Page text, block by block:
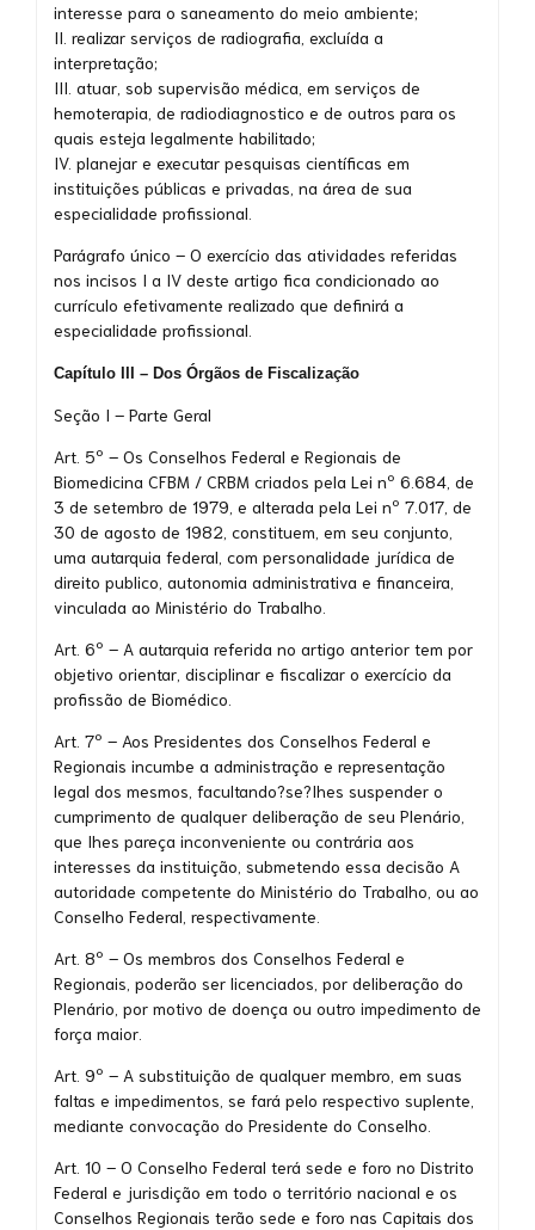
interesse para o saneamento do meio ambiente;
II. realizar serviços de radiografia, excluída a
interpretação;
III. atuar, sob supervisão médica, em serviços de
hemoterapia, de radiodiagnostico e de outros para os
quais esteja legalmente habilitado;
IV. planejar e executar pesquisas científicas em
instituições públicas e privadas, na área de sua
especialidade profissional.
Parágrafo único – O exercício das atividades referidas
nos incisos I a IV deste artigo fica condicionado ao
currículo efetivamente realizado que definirá a
especialidade profissional.
Capítulo III – Dos Órgãos de Fiscalização
Seção I – Parte Geral
Art. 5º – Os Conselhos Federal e Regionais de
Biomedicina CFBM / CRBM criados pela Lei nº 6.684, de
3 de setembro de 1979, e alterada pela Lei nº 7.017, de
30 de agosto de 1982, constituem, em seu conjunto,
uma autarquia federal, com personalidade jurídica de
direito publico, autonomia administrativa e financeira,
vinculada ao Ministério do Trabalho.
Art. 6º – A autarquia referida no artigo anterior tem por
objetivo orientar, disciplinar e fiscalizar o exercício da
profissão de Biomédico.
Art. 7º – Aos Presidentes dos Conselhos Federal e
Regionais incumbe a administração e representação
legal dos mesmos, facultando?se?Ihes suspender o
cumprimento de qualquer deliberação de seu Plenário,
que Ihes pareça inconveniente ou contrária aos
interesses da instituição, submetendo essa decisão A
autoridade competente do Ministério do Trabalho, ou ao
Conselho Federal, respectivamente.
Art. 8º – Os membros dos Conselhos Federal e
Regionais, poderão ser licenciados, por deliberação do
Plenário, por motivo de doença ou outro impedimento de
força maior.
Art. 9º – A substituição de qualquer membro, em suas
faltas e impedimentos, se fará pelo respectivo suplente,
mediante convocação do Presidente do Conselho.
Art. 10 – O Conselho Federal terá sede e foro no Distrito
Federal e jurisdição em todo o território nacional e os
Conselhos Regionais terão sede e foro nas Capitais dos